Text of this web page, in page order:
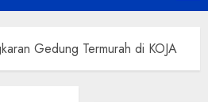
Gedung Termurah di KOJA